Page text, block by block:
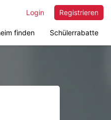
Registrieren
Login
finden Schülerrabatte